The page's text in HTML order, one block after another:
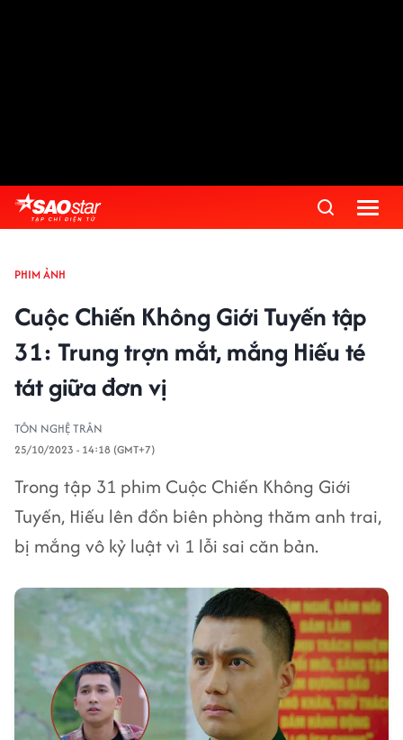
PHIM ẢNH
Cuộc Chiến Không Giới Tuyến tập
31: Trung trợn mắt, mắng Hiếu té
tát giữa đơn vị
TÔN NGHỆ TRÂN
25/10/2023 - 14:18 (GMT+7)
Trong tập 31 phim Cuộc Chiến Không Giới
Tuyến, Hiếu lên đồn biên phòng thăm anh trai,
bị mắng vô kỷ luật vì 1 lỗi sai căn bản.